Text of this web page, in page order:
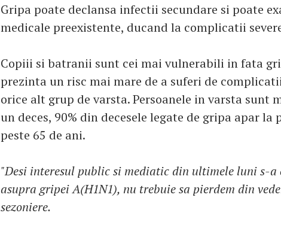
Gripa poate declansa infectii secundare si poate
medicale preexistente, ducand la complicatii
Copiii si batranii sunt cei mai vulnerabili in fata
prezinta un risc mai mare de a suferi de
orice alt grup de varsta. Persoanele in varsta sunt
un deces, 90% din decesele legate de gripa apar la
peste 65 de ani.
"Desi interesul public si mediatic din ultimele luni s-a
asupra gripei A(H1N1), nu trebuie sa pierdem din
sezoniere.